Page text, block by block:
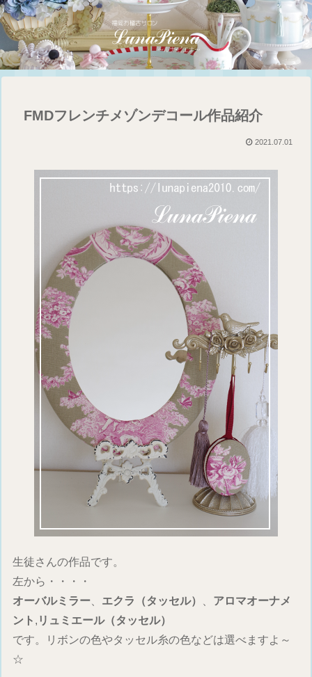
FMDフレンチメゾンデコール作品紹介
2021.07.01
生徒さんの作品です。
左から・・・・
オーバルミラー
エクラ（タッセル）
アロマオーナメ
ント , リュミエール（タッセル）
です。リボンの色やタッセル糸の色などは選べますよ～
☆